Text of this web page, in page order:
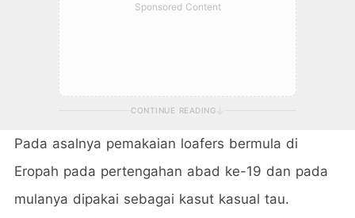
Sponsored Content
CONTINUE READING
Pada asalnya pemakaian loafers bermula di
Eropah pada pertengahan abad ke-19 dan pada
mulanya dipakai sebagai kasut kasual tau.